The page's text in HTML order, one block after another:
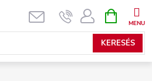
KERESÉS
KOSÁR